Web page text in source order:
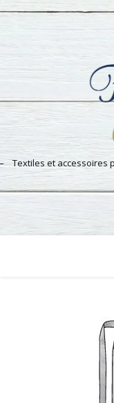
Textiles et accessoires